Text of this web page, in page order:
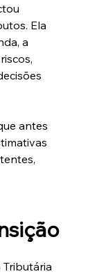
Ela
a
antes